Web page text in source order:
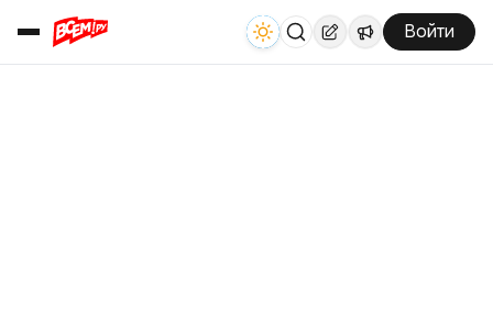
Войти